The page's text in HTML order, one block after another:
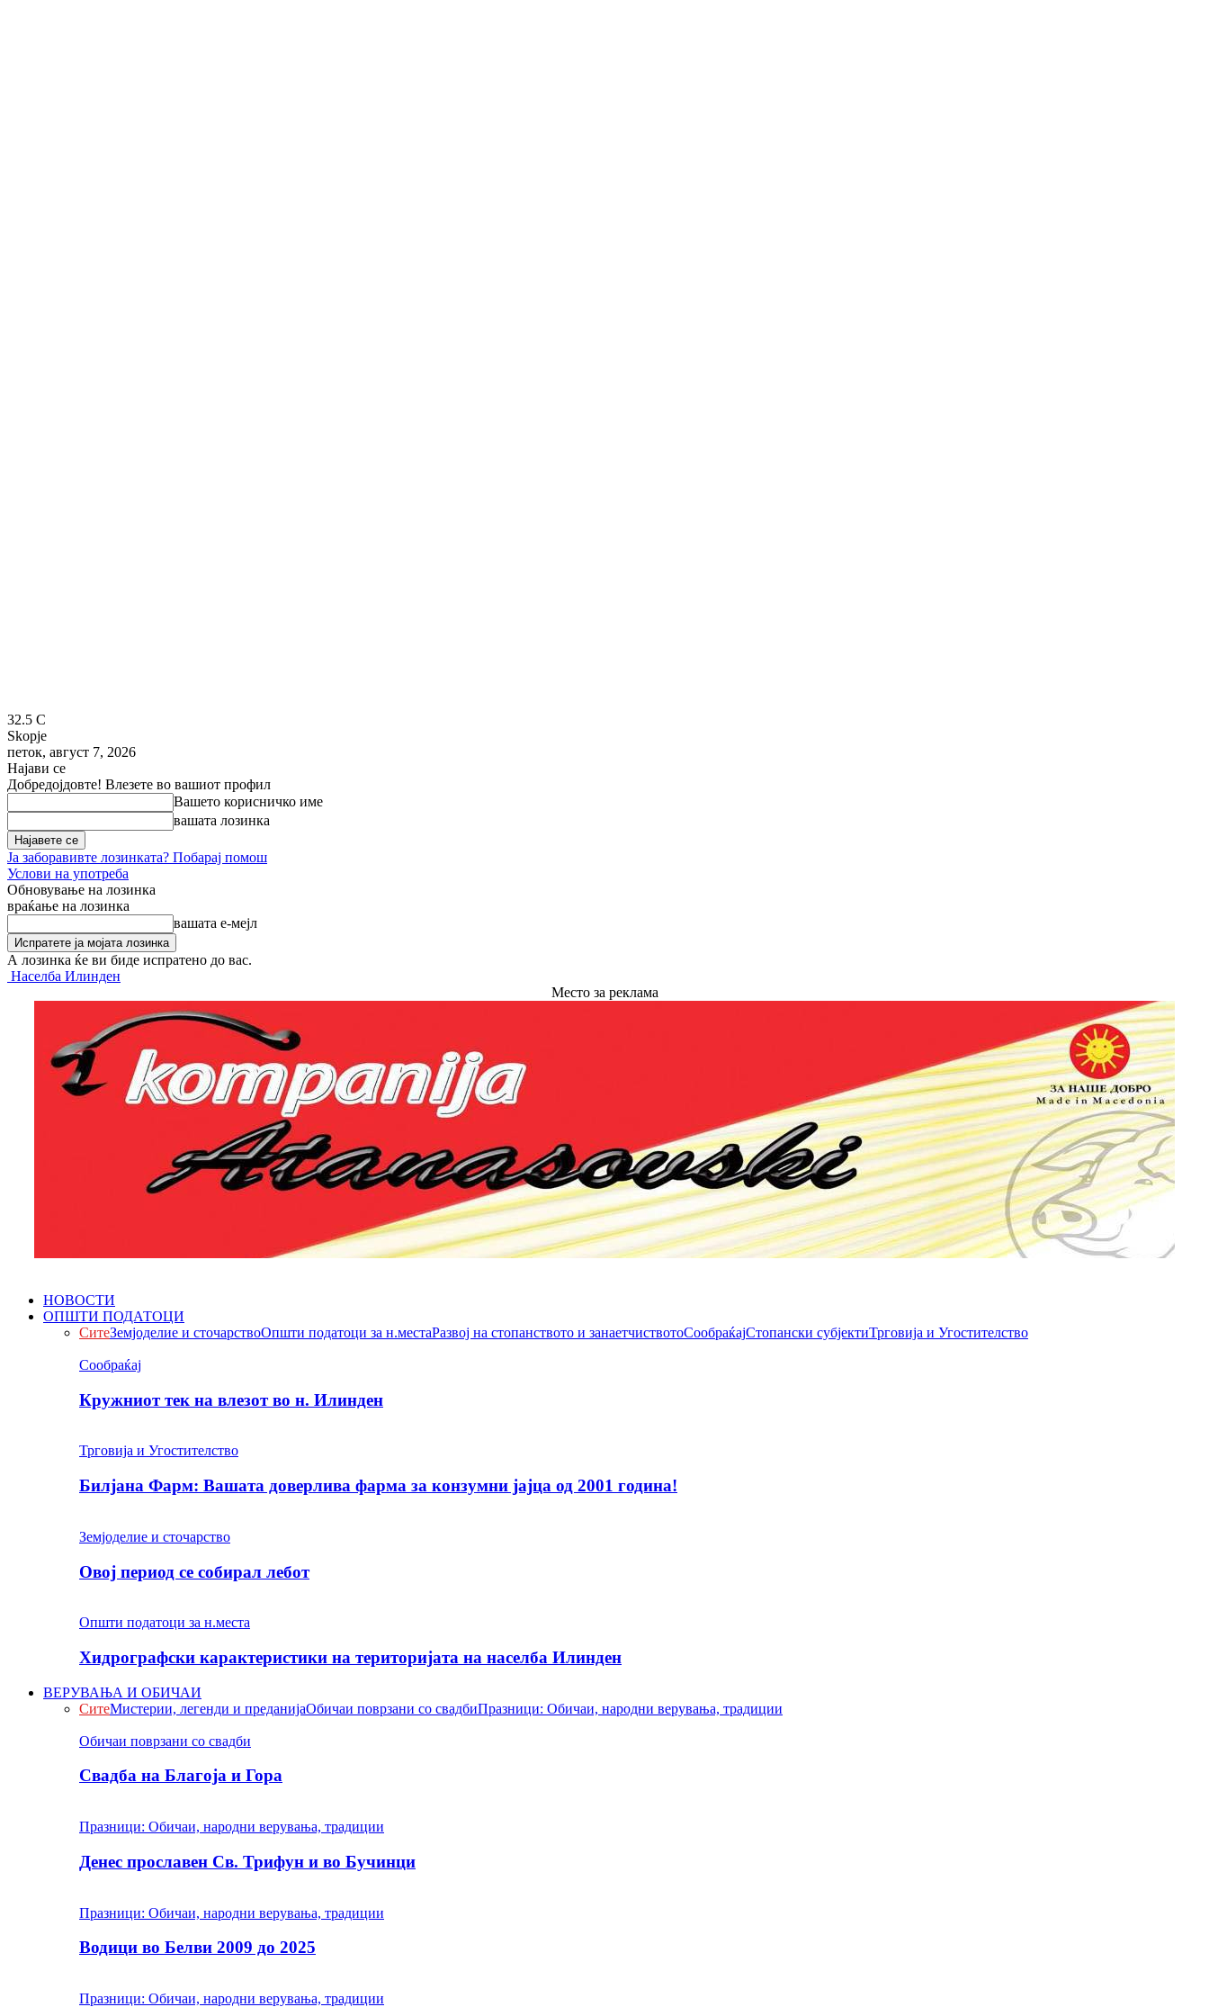
32.5 C
Skopje
петок, август 7, 2026
Најави се
Добредојдовте! Влезете во вашиот профил
Вашето корисничко име
вашата лозинка
Ја заборавивте лозинката? Побарај помош
Услови на употреба
Обновување на лозинка
враќање на лозинка
вашата е-мејл
А лозинка ќе ви биде испратено до вас.
Населба Илинден
Место за реклама
НОВОСТИ
ОПШТИ ПОДАТОЦИ
СитеЗемјоделие и сточарствоОпшти податоци за н.местаРазвој на стопанството и занаетчиствотоСообраќајСтопански субјектиТрговија и Угостителство
Сообраќај
Кружниот тек на влезот во н. Илинден
Трговија и Угостителство
Билјана Фарм: Вашата доверлива фарма за конзумни јајца од 2001 година!
Земјоделие и сточарство
Овој период се собирал лебот
Општи податоци за н.места
Хидрографски карактеристики на територијата на населба Илинден
ВЕРУВАЊА И ОБИЧАИ
СитеМистерии, легенди и преданијаОбичаи поврзани со свадбиПразници: Обичаи, народни верувања, традиции
Обичаи поврзани со свадби
Свадба на Благоја и Гора
Празници: Обичаи, народни верувања, традиции
Денес прославен Св. Трифун и во Бучинци
Празници: Обичаи, народни верувања, традиции
Водици во Белви 2009 до 2025
Празници: Обичаи, народни верувања, традиции